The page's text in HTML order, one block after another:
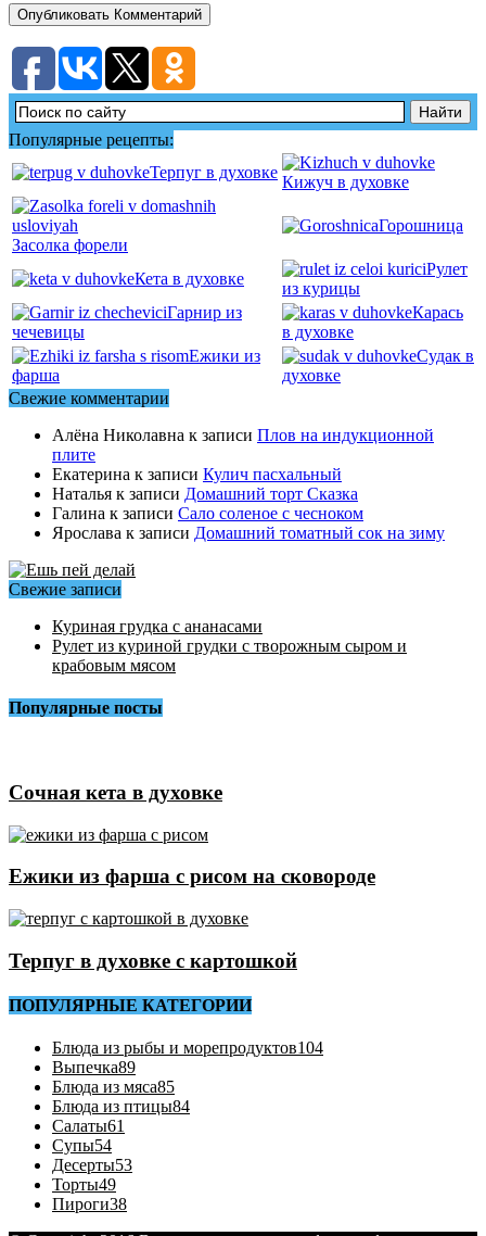
Популярные рецепты:
Терпуг в духовке
Кижуч в духовке
Засолка форели
Горошница
Кета в духовке
Рулет
из курицы
Гарнир из
чечевицы
Карась
в духовке
Ежики из
фарша
Судак в
духовке
Свежие комментарии
Алёна Николавна к записи Плов на индукционной
плите
Екатерина к записи Кулич пасхальный
Наталья к записи Домашний торт Сказка
Галина к записи Сало соленое с чесноком
Ярослава к записи Домашний томатный сок на зиму
Свежие записи
Куриная грудка с ананасами
Рулет из куриной грудки с творожным сыром и
крабовым мясом
Популярные посты
Сочная кета в духовке
Ежики из фарша с рисом на сковороде
Терпуг в духовке с картошкой
ПОПУЛЯРНЫЕ КАТЕГОРИИ
Блюда из рыбы и морепродуктов104
Выпечка89
Блюда из мяса85
Блюда из птицы84
Салаты61
Супы54
Десерты53
Торты49
Пироги38